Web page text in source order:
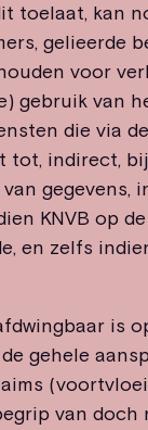
toelaat, kan
gelieerde
voor
gebruik van
die via
tot, indirect,
gegevens,
KNVB op
en zelfs
is
gehele
van